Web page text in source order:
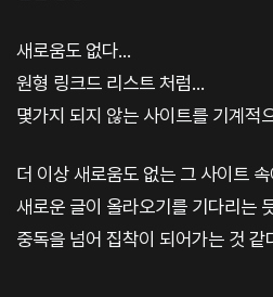
새로움도 없다...
원형 링크드 리스트 처럼...
몇가지 되지 않는 사이트를 기계적
더 이상 새로움도 없는 그 사이트
새로운 글이 올라오기를 기다리는
중독을 넘어 집착이 되어가는 것 같